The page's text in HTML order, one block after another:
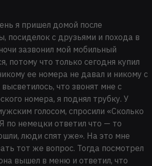
я пришел домой после
посиделок с друзьями и похода в
зазвонил мой мобильный
потому что только сегодня купил
ее номера не давал и никому с
что звонят мне с
номера, я поднял трубку. У
голосом, спросили «Сколько
по немецки ответил что — то
люди спят уже». На это мне
тот же вопрос. Тогда посмотрел
вышел в меню и ответил, что